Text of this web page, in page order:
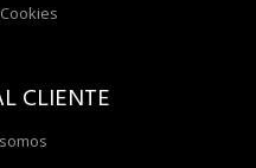
CLIENTE